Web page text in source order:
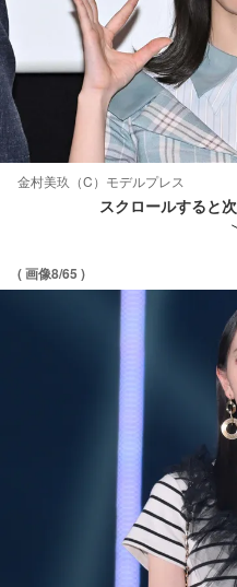
金村美玖（C）モデルプレス
スクロールすると
( 画像8/65 )